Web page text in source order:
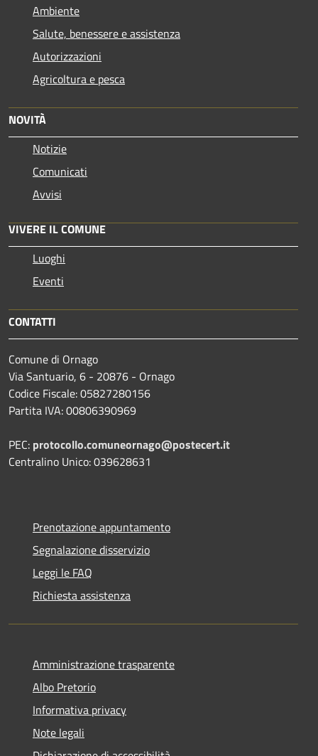
Ambiente
Salute, benessere e assistenza
Autorizzazioni
Agricoltura e pesca
NOVITÀ
Notizie
Comunicati
Avvisi
VIVERE IL COMUNE
Luoghi
Eventi
CONTATTI
Comune di Ornago
Via Santuario, 6 - 20876 - Ornago
Codice Fiscale: 05827280156
Partita IVA: 00806390969
PEC: protocollo.comuneornago@postecert.it
Centralino Unico: 039628631
Prenotazione appuntamento
Segnalazione disservizio
Leggi le FAQ
Richiesta assistenza
Amministrazione trasparente
Albo Pretorio
Informativa privacy
Note legali